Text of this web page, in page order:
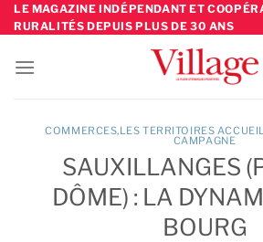
Skip
to
LE MAGAZINE INDÉPENDANT ET
RURALITÉS DEPUIS PLUS DE 30 ANS
COMMERCES,LES TERRITOIRES
CAMPAGNE
SAUXILLANGES
DÔME) : LA
BOURG